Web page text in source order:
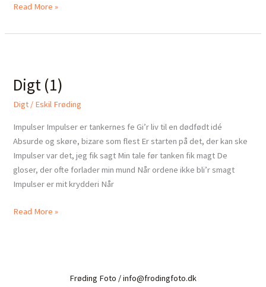
Read More »
Digt (1)
Digt / Eskil Frøding
Impulser Impulser er tankernes fe Gi’r liv til en dødfødt idé
Absurde og skøre, bizare som flest Er starten på det, der kan ske
Impulser var det, jeg fik sagt Min tale før tanken fik magt De
gloser, der ofte forlader min mund Når ordene ikke bli’r smagt
Impulser er mit krydderi Når
Read More »
Frøding Foto / info@frodingfoto.dk